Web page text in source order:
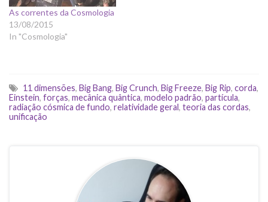
As correntes da Cosmologia
13/08/2015
In "Cosmologia"
11 dimensões, Big Bang, Big Crunch, Big Freeze, Big Rip, corda,
Einstein, forças, mecânica quântica, modelo padrão, partícula,
radiação cósmica de fundo, relatividade geral, teoria das cordas,
unificação